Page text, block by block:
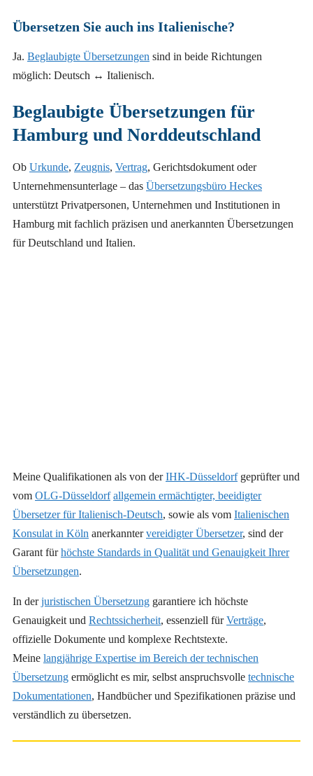
Übersetzen Sie auch ins Italienische?
Ja. Beglaubigte Übersetzungen sind in beide Richtungen
möglich: Deutsch ↔ Italienisch.
Beglaubigte Übersetzungen für
Hamburg und Norddeutschland
Ob Urkunde, Zeugnis, Vertrag, Gerichtsdokument oder
Unternehmensunterlage – das Übersetzungsbüro Heckes
unterstützt Privatpersonen, Unternehmen und Institutionen in
Hamburg mit fachlich präzisen und anerkannten Übersetzungen
für Deutschland und Italien.
Meine Qualifikationen als von derIHK-Düsseldorfgeprüfter und
vom OLG-Düsseldorf allgemein ermächtigter, beeidigter
Übersetzer für Italienisch-Deutsch, sowie als vom Italienischen
Konsulat in Köln anerkanntervereidigter Übersetzer, sind der
Garant fürhöchste Standards in Qualität und Genauigkeit Ihrer
Übersetzungen.
In derjuristischen Übersetzung garantiere ich höchste
Genauigkeit und Rechtssicherheit, essenziell fürVerträge,
offizielle Dokumente und komplexe Rechtstexte.
Meine langjährige Expertise im Bereich der technischen
Übersetzung ermöglicht es mir, selbst anspruchsvolle technische
Dokumentationen, Handbücher und Spezifikationen präzise und
verständlich zu übersetzen.